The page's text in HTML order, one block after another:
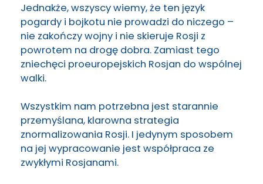
Jednakże, wszyscy wiemy, że ten język
pogardy i bojkotu nie prowadzi do niczego –
nie zakończy wojny i nie skieruje Rosji z
powrotem na drogę dobra. Zamiast tego
zniechęci proeuropejskich Rosjan do wspólnej
walki.
Wszystkim nam potrzebna jest starannie
przemyślana, klarowna strategia
znormalizowania Rosji. I jedynym sposobem
na jej wypracowanie jest współpraca ze
zwykłymi Rosjanami.